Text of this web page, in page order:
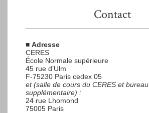
Contact
■ Adresse
CERES
École Normale supérieure
45 rue d’Ulm
F-75230 Paris cedex 05
et (salle de cours du CERES et bureau
supplémentaire) :
24 rue Lhomond
75005 Paris